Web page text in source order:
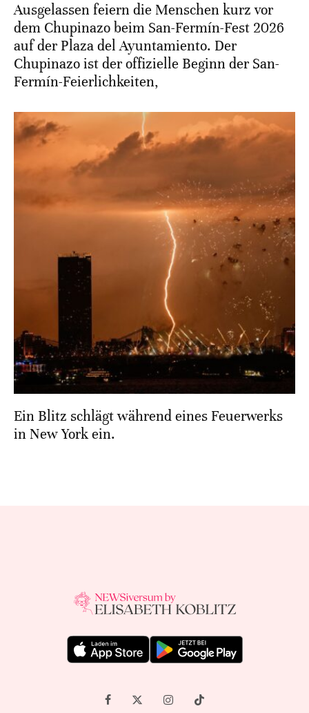
Ausgelassen feiern die Menschen kurz vor
dem Chupinazo beim San-Fermín-Fest 2026
auf der Plaza del Ayuntamiento. Der
Chupinazo ist der offizielle Beginn der San-
Fermín-Feierlichkeiten,
Ein Blitz schlägt während eines Feuerwerks
in New York ein.